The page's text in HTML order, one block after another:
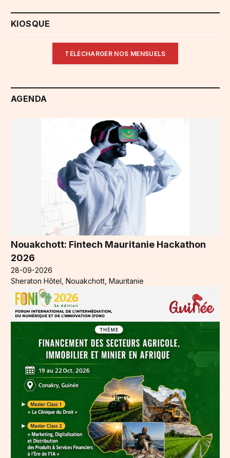
KIOSQUE
TÉLÉCHARGER NOS MENSUELS
AGENDA
Nouakchott: Fintech Mauritanie Hackathon
2026
28-09-2026
Sheraton Hôtel, Nouakchott, Mauritanie